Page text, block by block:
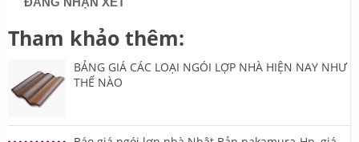
Tham khảo thêm:
BẢNG GIÁ CÁC LOẠI NGÓI LỢP NHÀ HIỆN NAY NHƯ
THẾ NÀO